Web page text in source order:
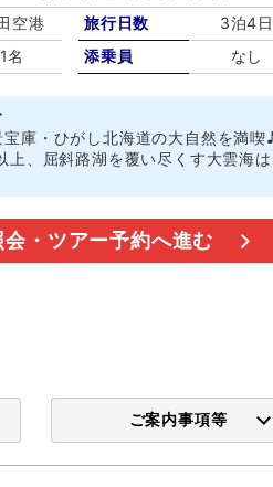
空港
1名
旅行日数
3泊4日
添乗員
なし
庫・ひがし北海道の大自然を満喫
上、屈斜路湖を覆い尽くす大雲海
会・ツアー予約へ進む
ご案内事項等